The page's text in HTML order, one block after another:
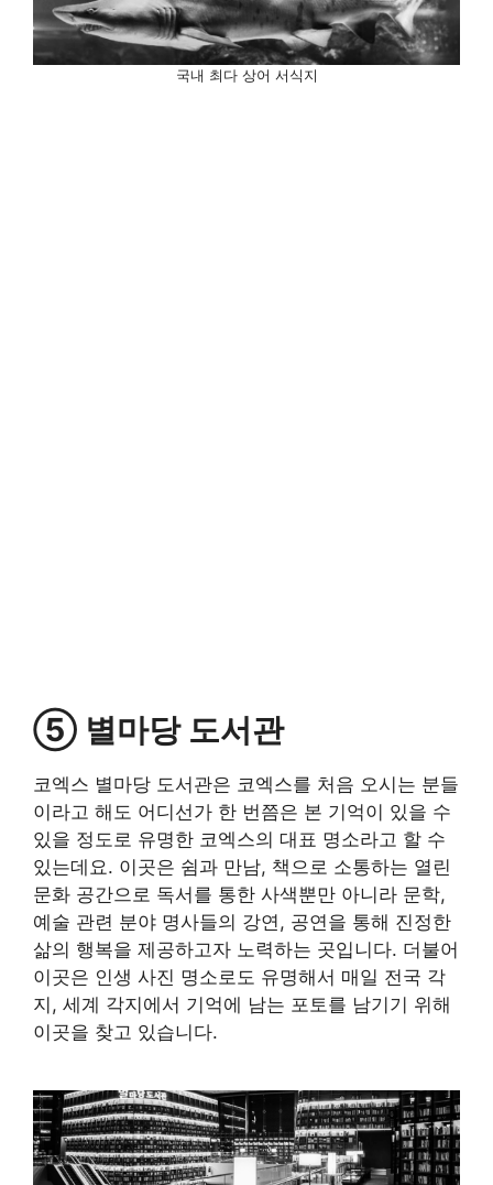
국내 최다 상어 서식지
⑤ 별마당 도서관
코엑스 별마당 도서관은 코엑스를 처음 오시는 분들
이라고 해도 어디선가 한 번쯤은 본 기억이 있을 수
있을 정도로 유명한 코엑스의 대표 명소라고 할 수
있는데요. 이곳은 쉼과 만남, 책으로 소통하는 열린
문화 공간으로 독서를 통한 사색뿐만 아니라 문학,
예술 관련 분야 명사들의 강연, 공연을 통해 진정한
삶의 행복을 제공하고자 노력하는 곳입니다. 더불어
이곳은 인생 사진 명소로도 유명해서 매일 전국 각
지, 세계 각지에서 기억에 남는 포토를 남기기 위해
이곳을 찾고 있습니다.